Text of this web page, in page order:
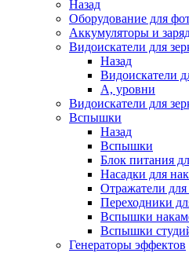
Назад
Оборудование для
Аккумуляторы и
Видоискатели для
Назад
Видоискатели
А, уровни
Видоискатели для
Вспышки
Назад
Вспышки
Блок питания
Насадки для
Отражатели
Переходники
Вспышки
Вспышки
Генераторы эффектов